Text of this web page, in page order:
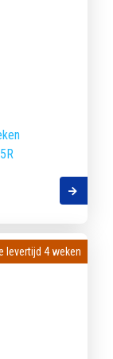
levertijd 4 weken
levertijd 4 weken